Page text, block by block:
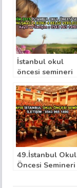
İstanbul okul
öncesi semineri
49.İstanbul Okul
Öncesi Semineri